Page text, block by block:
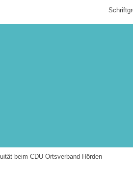
beim CDU Ortsverband Hörden